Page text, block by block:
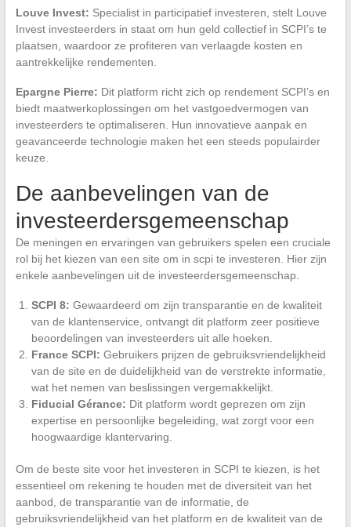
Louve Invest: Specialist in participatief investeren, stelt Louve
Invest investeerders in staat om hun geld collectief in SCPI’s te
plaatsen, waardoor ze profiteren van verlaagde kosten en
aantrekkelijke rendementen.
Epargne Pierre: Dit platform richt zich op rendement SCPI’s en
biedt maatwerkoplossingen om het vastgoedvermogen van
investeerders te optimaliseren. Hun innovatieve aanpak en
geavanceerde technologie maken het een steeds populairder
keuze.
De aanbevelingen van de
investeerdersgemeenschap
De meningen en ervaringen van gebruikers spelen een cruciale
rol bij het kiezen van een site om in scpi te investeren. Hier zijn
enkele aanbevelingen uit de investeerdersgemeenschap.
SCPI 8: Gewaardeerd om zijn transparantie en de kwaliteit
van de klantenservice, ontvangt dit platform zeer positieve
beoordelingen van investeerders uit alle hoeken.
France SCPI: Gebruikers prijzen de gebruiksvriendelijkheid
van de site en de duidelijkheid van de verstrekte informatie,
wat het nemen van beslissingen vergemakkelijkt.
Fiducial Gérance: Dit platform wordt geprezen om zijn
expertise en persoonlijke begeleiding, wat zorgt voor een
hoogwaardige klantervaring.
Om de beste site voor het investeren in SCPI te kiezen, is het
essentieel om rekening te houden met de diversiteit van het
aanbod, de transparantie van de informatie, de
gebruiksvriendelijkheid van het platform en de kwaliteit van de